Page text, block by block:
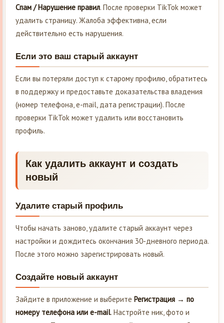
Спам / Нарушение правил. После проверки TikTok может
удалить страницу. Жалоба эффективна, если
действительно есть нарушения.
Если это ваш старый аккаунт
Если вы потеряли доступ к старому профилю, обратитесь
в поддержку и предоставьте доказательства владения
(номер телефона, e-mail, дата регистрации). После
проверки TikTok может удалить или восстановить
профиль.
Как удалить аккаунт и создать
новый
Удалите старый профиль
Чтобы начать заново, удалите старый аккаунт через
настройки и дождитесь окончания 30-дневного периода.
После этого можно зарегистрировать новый.
Создайте новый аккаунт
Зайдите в приложение и выберите Регистрация → по
номеру телефона или e-mail. Настройте ник, фото и